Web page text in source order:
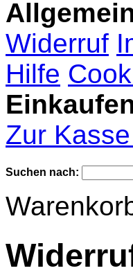
Widerruf
Hilfe
Zur
Suchen nach: